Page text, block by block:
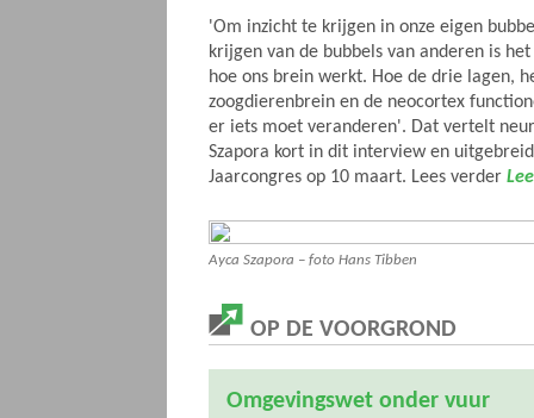
'Om inzicht te krijgen in onze eigen
krijgen van de bubbels van anderen is
hoe ons brein werkt. Hoe de drie lagen,
zoogdierenbrein en de neocortex
er iets moet veranderen'. Dat vertelt
Szapora kort in dit interview en uitgebreid
Jaarcongres op 10 maart. Lees verder
Ayca Szapora – foto Hans Tibben
OP DE VOORGROND
Omgevingswet onder vuur